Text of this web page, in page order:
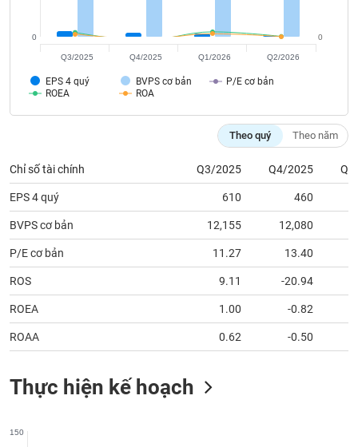
EPS 4 quý BVPS cơ bản
P/E cơ bản
ROEA
ROA
0 0
Q3/2025 Q4/2025 Q1/2026 Q2/2026
Theo quý Theo năm
Chỉ số tài chính Q3/2025 Q4/2025
EPS 4 quý 610 460
BVPS cơ bản 12,155 12,080
P/E cơ bản 11.27 13.40
ROS 9.11 -20.94
ROEA 1.00 -0.82
ROAA 0.62 -0.50
Thực hiện kế hoạch
150